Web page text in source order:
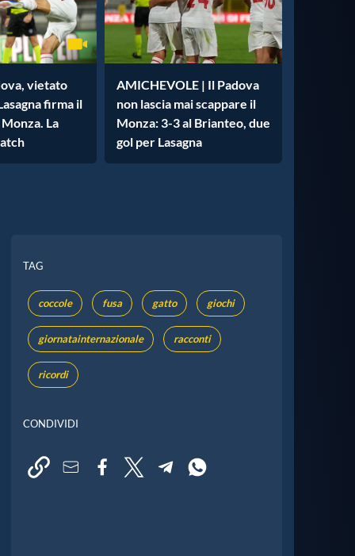
vietato
firma il
La
AMICHEVOLE | Il Padova
non lascia mai scappare il
Monza: 3-3 al Brianteo, due
gol per Lasagna
TAG
coccole fusa gatto giochi
giornatainternazionale racconti
ricordi
CONDIVIDI